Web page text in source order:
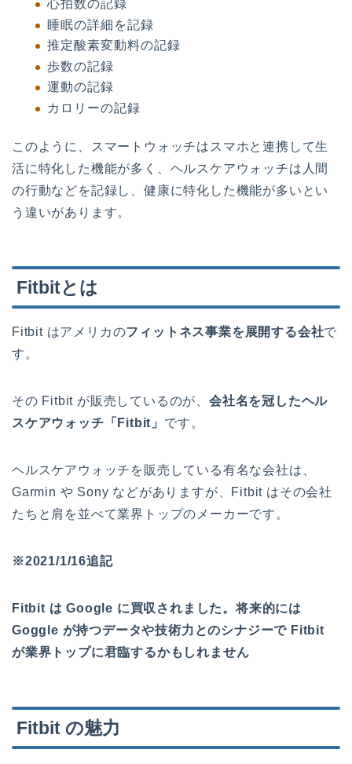
心拍数の記録
睡眠の詳細を記録
推定酸素変動料の記録
歩数の記録
運動の記録
カロリーの記録
このように、スマートウォッチはスマホと連携して生
活に特化した機能が多く、ヘルスケアウォッチは人間
の行動などを記録し、健康に特化した機能が多いとい
う違いがあります。
Fitbitとは
Fitbit はアメリカのフィットネス事業を展開する会社で
す。
その Fitbit が販売しているのが、 会社名を冠したヘル
スケアウォッチ「Fitbit」 です。
ヘルスケアウォッチを販売している有名な会社は、
Garmin や Sony などがありますが、Fitbit はその会社
たちと肩を並べて業界トップのメーカーです。
※2021/1/16追記
Fitbit は Google に買収されました。将来的には
Goggle が持つデータや技術力とのシナジーで Fitbit
が業界トップに君臨するかもしれません
Fitbit の魅力